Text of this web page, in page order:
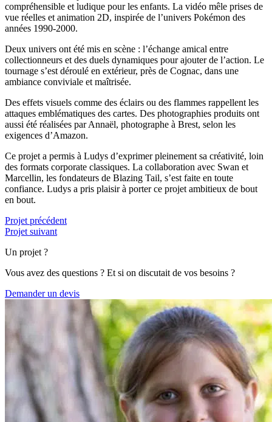
compréhensible et ludique pour les enfants. La vidéo mêle prises de
vue réelles et animation 2D, inspirée de l’univers Pokémon des
années 1990-2000.
Deux univers ont été mis en scène : l’échange amical entre
collectionneurs et des duels dynamiques pour ajouter de l’action. Le
tournage s’est déroulé en extérieur, près de Cognac, dans une
ambiance conviviale et maîtrisée.
Des effets visuels comme des éclairs ou des flammes rappellent les
attaques emblématiques des cartes. Des photographies produits ont
aussi été réalisées par Annaël, photographe à Brest, selon les
exigences d’Amazon.
Ce projet a permis à Ludys d’exprimer pleinement sa créativité, loin
des formats corporate classiques. La collaboration avec Swan et
Marcellin, les fondateurs de Blazing Tail, s’est faite en toute
confiance. Ludys a pris plaisir à porter ce projet ambitieux de bout
en bout.
Projet précédent
Projet suivant
Un projet ?
Vous avez des questions ? Et si on discutait de vos besoins ?
Demander un devis